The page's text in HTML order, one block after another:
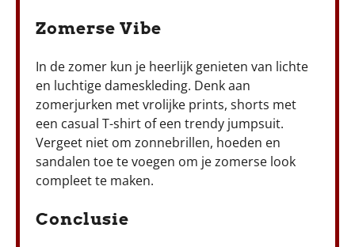
Zomerse Vibe
In de zomer kun je heerlijk genieten van lichte
en luchtige dameskleding. Denk aan
zomerjurken met vrolijke prints, shorts met
een casual T-shirt of een trendy jumpsuit.
Vergeet niet om zonnebrillen, hoeden en
sandalen toe te voegen om je zomerse look
compleet te maken.
Conclusie